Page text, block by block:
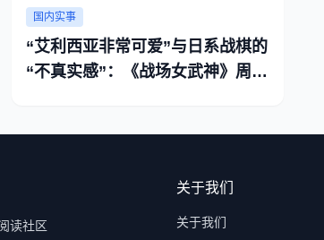
国内实事
“艾利西亚非常可爱”与日系战棋的
“不真实感”：《战场女武神》周末
读社区
关于我们
关于我们